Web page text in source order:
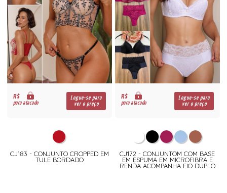
R$
para atacado
Logue-se para
ver o preço
CJ183 - CONJUNTO CROPPED EM
TULE BORDADO
R$
para atacado
Logue-se para
ver o preço
CJ172 - CONJUNTOM COM BASE
EM ESPUMA EM MICROFIBRA E
RENDA ACOMPANHA FIO DUPLO